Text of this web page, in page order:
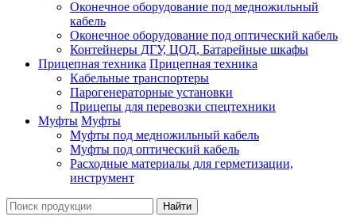
Оконечное оборудование под медножильный
кабель
Оконечное оборудование под оптический кабель
Контейнеры ДГУ, ЦОД, Батарейные шкафы
Прицепная техника Прицепная техника
Кабельные транспортеры
Парогенераторные установки
Прицепы для перевозки спецтехники
Муфты Муфты
Муфты под медножильный кабель
Муфты под оптический кабель
Расходные материалы для герметизации,
инструмент